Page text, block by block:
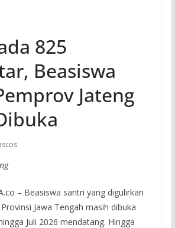
825
Beasiswa
Jateng
– Beasiswa santri yang digulirkan
Jawa Tengah masih dibuka
Juli 2026 mendatang. Hingga